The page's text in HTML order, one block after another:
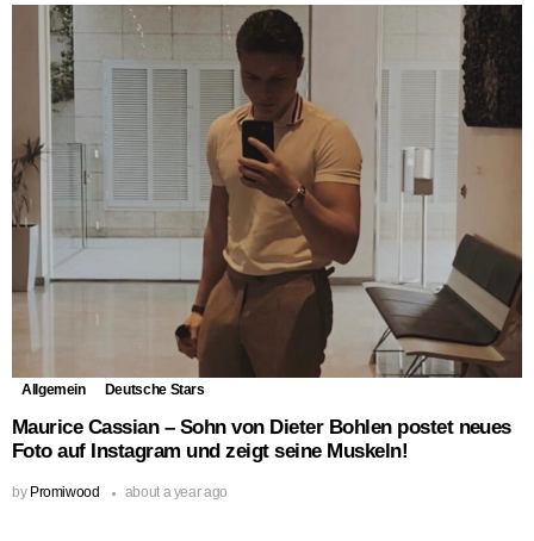
Allgemein Deutsche Stars
Maurice Cassian – Sohn von Dieter Bohlen postet neues
Foto auf Instagram und zeigt seine Muskeln!
by Promiwood about a year ago